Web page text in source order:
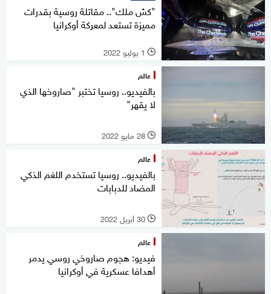
"كش ملك".. مقاتلة روسية بقدرات
مميزة تستعد لمعركة أوكرانيا
l 1 يوليو 2022
عالم
بالفيديو.. روسيا تختبر "صاروخها الذي
لا يقهر"
l 28 مايو 2022
عالم
بالفيديو.. روسيا تستخدم اللغم الذكي
المضاد للدبابات
l 30 أبريل 2022
عالم
فيديو: هجوم صاروخي روسي يدمر
أهدافا عسكرية في أوكرانيا